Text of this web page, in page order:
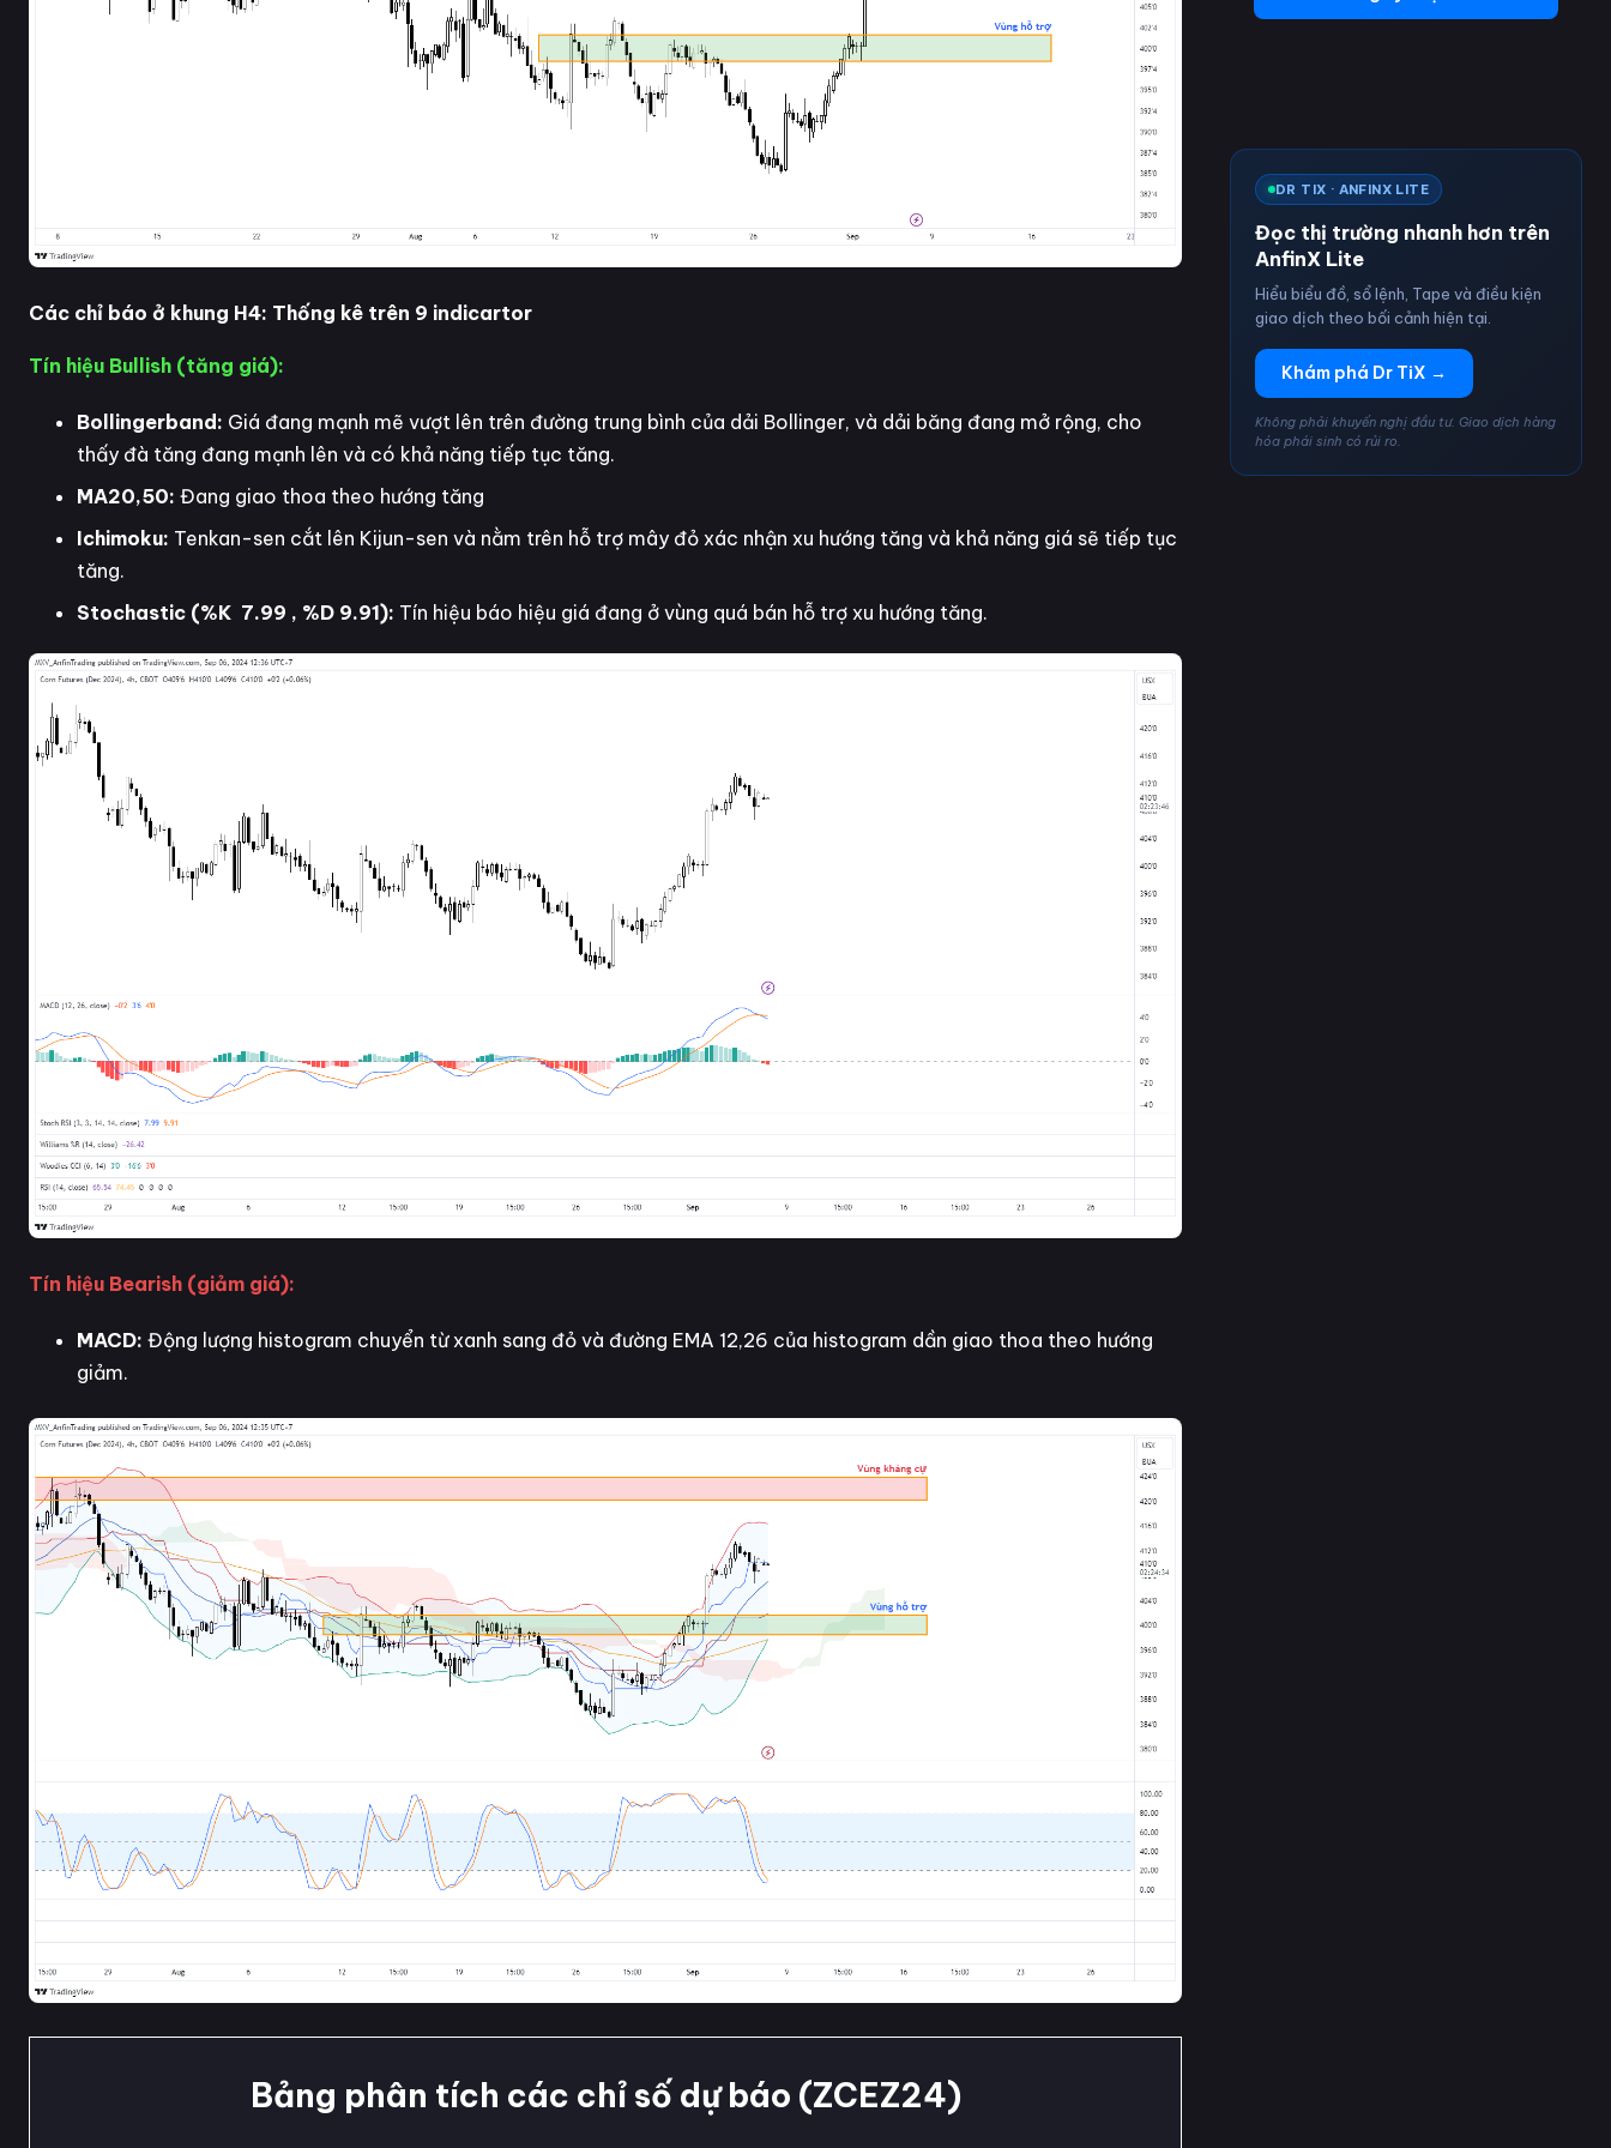
Các chỉ báo ở khung H4: Thống kê trên 9 indicartor
Tín hiệu Bullish (tăng giá):
Bollingerband: Giá đang mạnh mẽ vượt lên trên đường trung bình của dải Bollinger, và dải băng đang mở rộng, cho
thấy đà tăng đang mạnh lên và có khả năng tiếp tục tăng.
MA20,50: Đang giao thoa theo hướng tăng
Ichimoku: Tenkan-sen cắt lên Kijun-sen và nằm trên hỗ trợ mây đỏ xác nhận xu hướng tăng và khả năng giá sẽ tiếp tục
tăng.
Stochastic (%K 7.99 , %D 9.91): Tín hiệu báo hiệu giá đang ở vùng quá bán hỗ trợ xu hướng tăng.
Tín hiệu Bearish (giảm giá):
MACD: Động lượng histogram chuyển từ xanh sang đỏ và đường EMA 12,26 của histogram dần giao thoa theo hướng
giảm.
Bảng phân tích các chỉ số dự báo (ZCEZ24)
DR TIX · ANFINX LITE
Đọc thị trường nhanh hơn trên
AnfinX Lite
Hiểu biểu đồ, sổ lệnh, Tape và điều kiện
giao dịch theo bối cảnh hiện tại.
Khám phá Dr TiX →
Không phải khuyến nghị đầu tư. Giao dịch hàng
hóa phái sinh có rủi ro.